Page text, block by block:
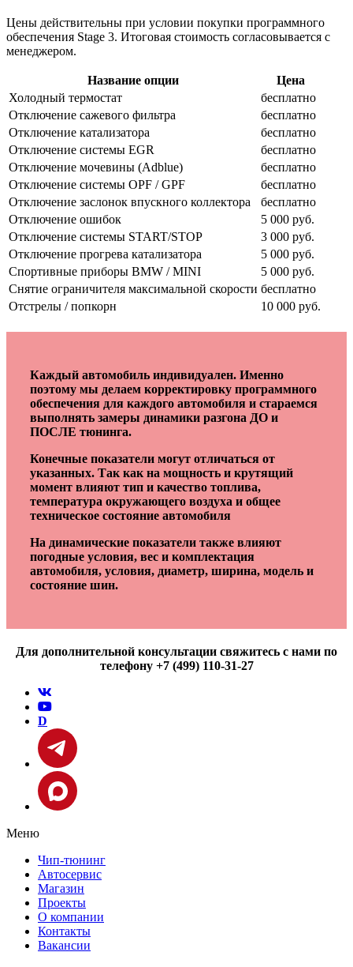
Цены действительны при условии покупки программного
обеспечения Stage 3. Итоговая стоимость согласовывается с
менеджером.
Название опции
Цена
Холодный термостат
бесплатно
Отключение сажевого фильтра
бесплатно
Отключение катализатора
бесплатно
Отключение системы EGR
бесплатно
Отключение мочевины (Adblue)
бесплатно
Отключение системы OPF / GPF
бесплатно
Отключение заслонок впускного коллектора
бесплатно
Отключение ошибок
5 000 руб.
Отключение системы START/STOP
3 000 руб.
Отключение прогрева катализатора
5 000 руб.
Спортивные приборы BMW / MINI
5 000 руб.
Снятие ограничителя максимальной скорости бесплатно
Отстрелы / попкорн
10 000 руб.
Каждый автомобиль индивидуален. Именно
поэтому мы делаем корректировку программного
обеспечения для каждого автомобиля и стараемся
выполнять замеры динамики разгона ДО и
ПОСЛЕ тюнинга.
Конечные показатели могут отличаться от
указанных. Так как на мощность и крутящий
момент влияют тип и качество топлива,
температура окружающего воздуха и общее
техническое состояние автомобиля
На динамические показатели также влияют
погодные условия, вес и комплектация
автомобиля, условия, диаметр, ширина, модель и
состояние шин.
Для дополнительной консультации свяжитесь с нами по
телефону +7 (499) 110-31-27
D
Меню
Чип-тюнинг
Автосервис
Магазин
Проекты
О компании
Контакты
Вакансии